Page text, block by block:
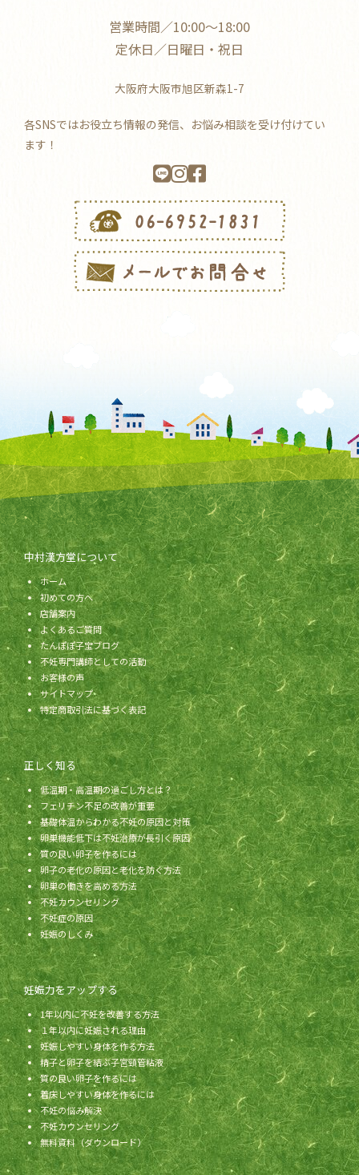
営業時間／10:00～18:00
定休日／日曜日・祝日
大阪府大阪市旭区新森1-7
各SNSではお役立ち情報の発信、お悩み相談を受け付けてい
ます！
中村漢方堂について
ホーム
初めての方へ
店舗案内
よくあるご質問
たんぽぽ子宝ブログ
不妊専門講師としての活動
お客様の声
サイトマップ
特定商取引法に基づく表記
正しく知る
低温期・高温期の過ごし方とは？
フェリチン不足の改善が重要
基礎体温からわかる不妊の原因と対策
卵巣機能低下は不妊治療が長引く原因
質の良い卵子を作るには
卵子の老化の原因と老化を防ぐ方法
卵巣の働きを高める方法
不妊カウンセリング
不妊症の原因
妊娠のしくみ
妊娠力をアップする
1年以内に不妊を改善する方法
１年以内に妊娠される理由
妊娠しやすい身体を作る方法
精子と卵子を結ぶ子宮頸管粘液
質の良い卵子を作るには
着床しやすい身体を作るには
不妊の悩み解決
不妊カウンセリング
無料資料（ダウンロード）